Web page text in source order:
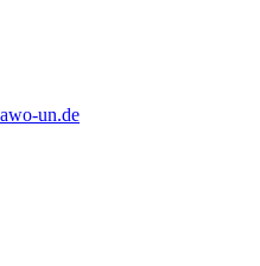
un.de